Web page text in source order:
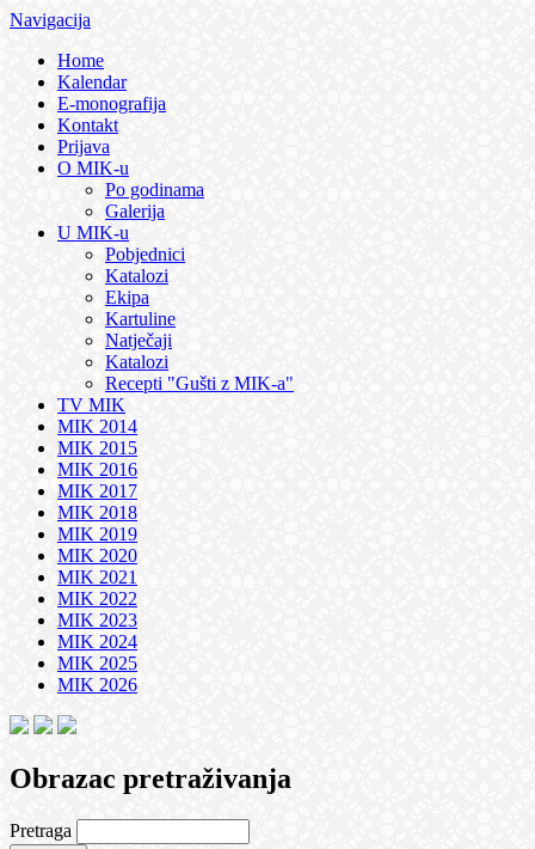
Navigacija
Home
Kalendar
E-monografija
Kontakt
Prijava
O MIK-u
Po godinama
Galerija
U MIK-u
Pobjednici
Katalozi
Ekipa
Kartuline
Natječaji
Katalozi
Recepti "Gušti z MIK-a"
TV MIK
MIK 2014
MIK 2015
MIK 2016
MIK 2017
MIK 2018
MIK 2019
MIK 2020
MIK 2021
MIK 2022
MIK 2023
MIK 2024
MIK 2025
MIK 2026
Obrazac pretraživanja
Pretraga